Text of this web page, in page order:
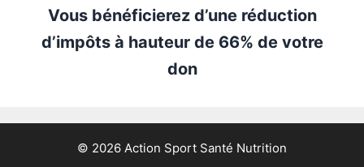
Vous bénéficierez d’une réduction
d’impôts à hauteur de 66% de votre
don
© 2026 Action Sport Santé Nutrition